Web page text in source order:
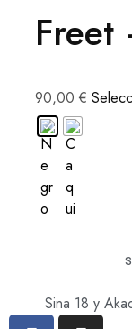
90,00 €
Sina 18 y